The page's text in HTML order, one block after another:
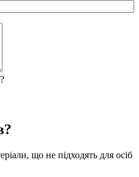
що не підходять для осіб